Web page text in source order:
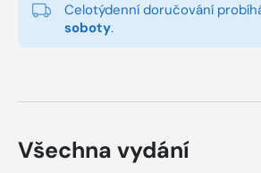
Celotýdenní doručování
soboty.
Všechna vydání